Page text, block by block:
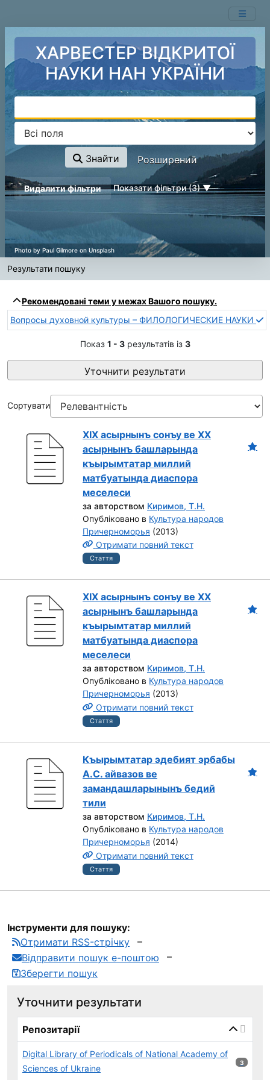
ХАРВЕСТЕР ВІДКРИТОЇ
НАУКИ НАН УКРАЇНИ
Знайти Розширений
page_reload_on_deselect_hint
Видалити фільтри Показати фільтри (3)
Результати пошуку
Рекомендовані теми у межах Вашого пошуку.
Вопросы духовной культуры – ФИЛОЛОГИЧЕСКИЕ НАУКИ
Показ 1 - 3результатів із 3
Уточнити результати
Сортувати
XIX асырнынъ сoнъу ве XX
асырнынъ башларында
къырымтатар миллий
матбуатында диаспoра
меселеси
за авторством Киримов, Т.Н.
Опубліковано в Культура народов
Причерноморья (2013)
Отримати повний текст
Стаття
XIX асырнынъ сoнъу ве XX
асырнынъ башларында
къырымтатар миллий
матбуатында диаспoра
меселеси
за авторством Киримов, Т.Н.
Опубліковано в Культура народов
Причерноморья (2013)
Отримати повний текст
Стаття
Къырымтатар эдебият эрбабы
А.С. айвазов ве
замандашларынынъ бедий
тили
за авторством Киримов, Т.Н.
Опубліковано в Культура народов
Причерноморья (2014)
Отримати повний текст
Стаття
Інструменти для пошуку:
Отримати RSS-стрічку
Відправити пошук е-поштою
Зберегти пошук
Уточнити результати
Репозитарії
Digital Library of Periodicals of National Academy of
Sciences of Ukraine
3
3